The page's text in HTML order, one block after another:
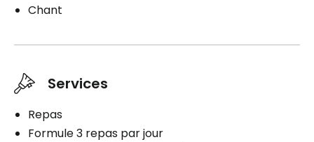
Chant
Services
Repas
Formule 3 repas par jour